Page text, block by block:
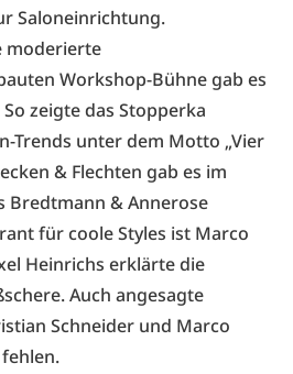
Saloneinrichtung.
moderierte
Workshop-Bühne gab es
zeigte das Stopperka
Trends unter dem Motto „Vier
& Flechten gab es im
Bredtmann & Annerose
für coole Styles ist Marco
Heinrichs erklärte die
Auch angesagte
Schneider und Marco